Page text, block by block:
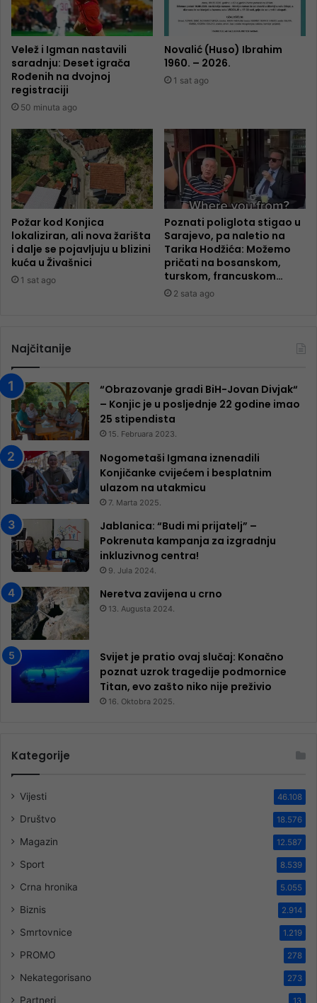
Velež i Igman nastavili
saradnju: Deset igrača
Rođenih na dvojnoj
registraciji
50 minuta ago
Novalić (Huso) Ibrahim
1960. – 2026.
1 sat ago
Požar kod Konjica
lokaliziran, ali nova žarišta
i dalje se pojavljuju u blizini
kuća u Živašnici
1 sat ago
Poznati poliglota stigao u
Sarajevo, pa naletio na
Tarika Hodžića: Možemo
pričati na bosanskom,
turskom, francuskom…
2 sata ago
Najčitanije
“Obrazovanje gradi BiH-Jovan Divjak“
– Konjic je u posljednje 22 godine imao
25 ​​stipendista
15. Februara 2023.
Nogometaši Igmana iznenadili
Konjičanke cvijećem i besplatnim
ulazom na utakmicu
7. Marta 2025.
Jablanica: “Budi mi prijatelj” –
Pokrenuta kampanja za izgradnju
inkluzivnog centra!
9. Jula 2024.
Neretva zavijena u crno
13. Augusta 2024.
Svijet je pratio ovaj slučaj: Konačno
poznat uzrok tragedije podmornice
Titan, evo zašto niko nije preživio
16. Oktobra 2025.
Kategorije
Vijesti 46.108
Društvo 18.576
Magazin 12.587
Sport 8.539
Crna hronika 5.055
Biznis 2.914
Smrtovnice 1.219
PROMO 278
Nekategorisano 273
Partneri 13